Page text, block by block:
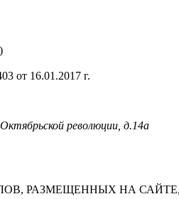
от 16.01.2017 г.
революции, д.14а
РАЗМЕЩЕННЫХ НА